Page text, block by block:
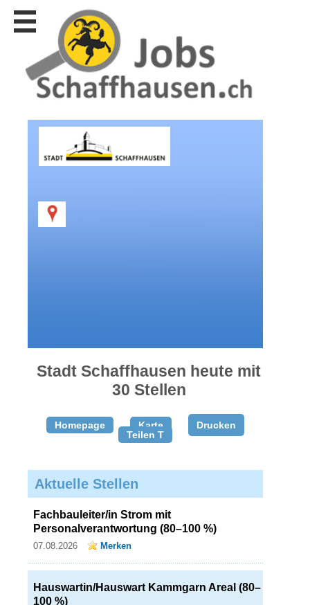
Stellen
finden
Personalberatungen
Personalberatungen
publizieren
Stadt Schaffhausen heute mit
30 Stellen
Homepage Karte
Drucken
Teilen T
Aktuelle Stellen
Fachbauleiter/in Strom mit
Personalverantwortung (80–100 %)
07.08.2026 Merken
Hauswartin/Hauswart Kammgarn Areal (80–
100 %)